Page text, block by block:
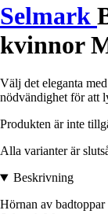
Selmark
kvinnor
Välj det eleganta
nödvändighet för att
Produkten är inte
Alla varianter är
Beskrivning
Hörnan av